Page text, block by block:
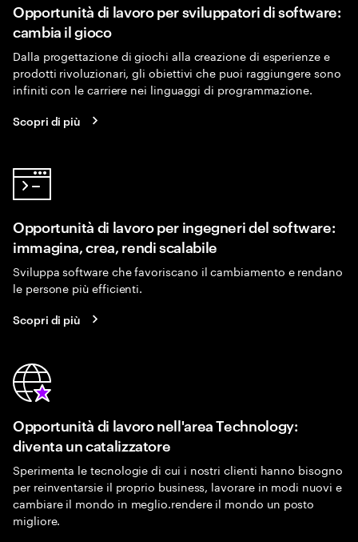
Opportunità di lavoro per sviluppatori di software:
cambia il gioco
Dalla progettazione di giochi alla creazione di esperienze e
prodotti rivoluzionari, gli obiettivi che puoi raggiungere sono
infiniti con le carriere nei linguaggi di programmazione.
Scopri di più
Opportunità di lavoro per ingegneri del software:
immagina, crea, rendi scalabile
Sviluppa software che favoriscano il cambiamento e rendano
le persone più efficienti.
Scopri di più
Opportunità di lavoro nell'area Technology:
diventa un catalizzatore
Sperimenta le tecnologie di cui i nostri clienti hanno bisogno
per reinventarsie il proprio business, lavorare in modi nuovi e
cambiare il mondo in meglio.rendere il mondo un posto
migliore.